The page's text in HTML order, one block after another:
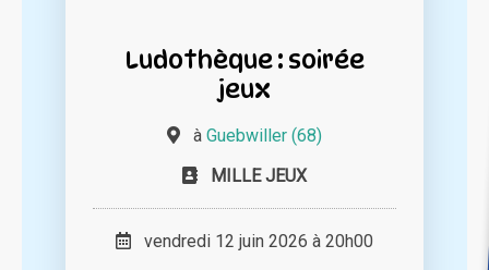
Ludothèque : soirée
jeux
à Guebwiller (68)
MILLE JEUX
vendredi 12 juin 2026 à 20h00